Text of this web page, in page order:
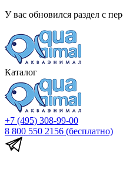
У вас обновился раздел с
Каталог
+7 (495) 308-99-00
8 800 550 2156 (бесплатно)